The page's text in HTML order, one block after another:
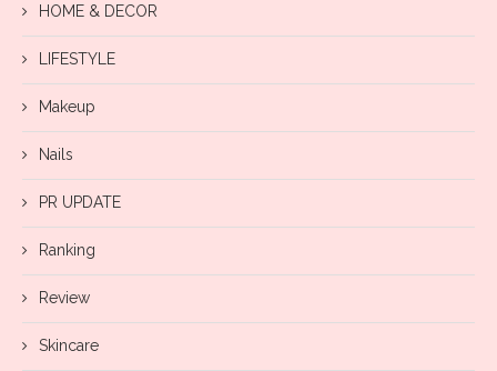
HOME & DECOR
LIFESTYLE
Makeup
Nails
PR UPDATE
Ranking
Review
Skincare